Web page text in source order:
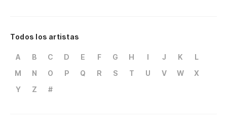
Todos los artistas
A B C D E F G H I J K
L
M
N O P Q R S T U V W
X
Y
Z #